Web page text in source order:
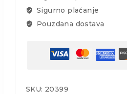
Sigurno plaćanje
Pouzdana dostava
SKU: 20399